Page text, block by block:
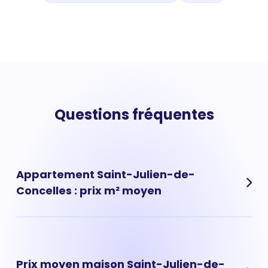
Questions fréquentes
Appartement Saint-Julien-de-
Concelles : prix m² moyen
Prix moyen maison Saint-Julien-de-